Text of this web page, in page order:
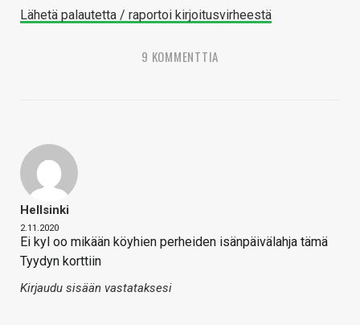
Lähetä palautetta / raportoi kirjoitusvirheestä
9 KOMMENTTIA
Hellsinki
2.11.2020
Ei kyl oo mikään köyhien perheiden isänpäivälahja tämä
Tyydyn korttiin
Kirjaudu sisään vastataksesi